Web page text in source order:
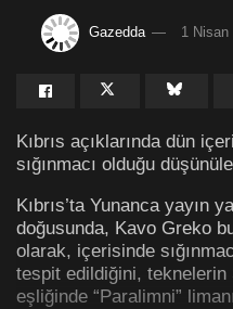
Gazedda 1 Nisan
Kıbrıs açıklarında dün
sığınmacı olduğu
Kıbrıs’ta Yunanca yayın
doğusunda, Kavo Greko
olarak, içerisinde
tespit edildiğini, teknelerin
eşliğinde “Paralimni”